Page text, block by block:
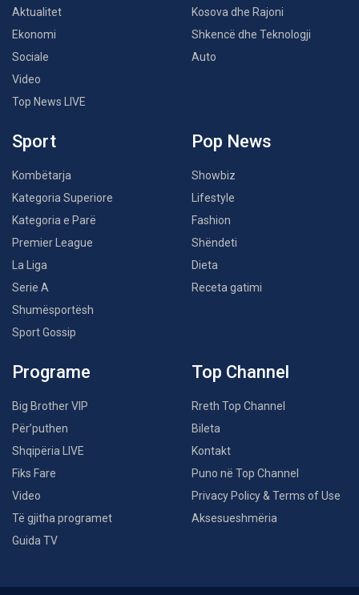
Aktualitet
Ekonomi
Sociale
Video
Top News LIVE
Kosova dhe Rajoni
Shkencë dhe Teknologji
Auto
Sport
Kombëtarja
Kategoria Superiore
Kategoria e Parë
Premier League
La Liga
Serie A
Shumësportësh
Sport Gossip
Pop News
Showbiz
Lifestyle
Fashion
Shëndeti
Dieta
Receta gatimi
Programe
Big Brother VIP
Për’puthen
Shqipëria LIVE
Fiks Fare
Video
Të gjitha programet
Guida TV
Top Channel
Rreth Top Channel
Bileta
Kontakt
Puno në Top Channel
Privacy Policy & Terms of Use
Aksesueshmëria